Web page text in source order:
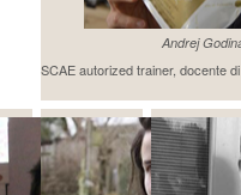
Andrej
SCAE autorized trainer, docente